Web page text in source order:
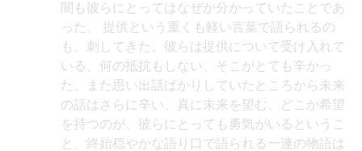
闇も彼らにとってはなぜか分かっていたことであ
った。 提供という重くも軽い言葉で語られるの
も、刺してきた。彼らは提供について受け入れて
いる、何の抵抗もしない、そこがとても辛かっ
た、また思い出話ばかりしていたところから未来
の話はさらに辛い、真に未来を望む、どこか希望
を持つのが、彼らにとっても勇気がいるというこ
と、終始穏やかな語り口で語られる一連の物語は